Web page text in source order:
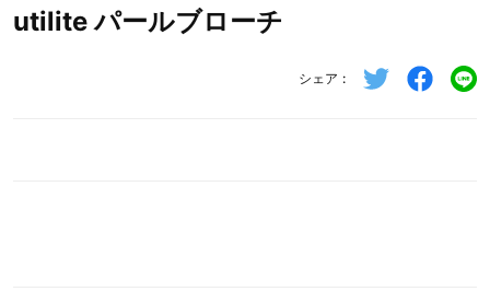
utilite パールブローチ
シェア